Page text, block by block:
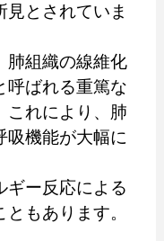
見とされていま
肺組織の線維化
呼ばれる重篤な
これにより、肺
吸機能が大幅に
ギー反応による
もあります。